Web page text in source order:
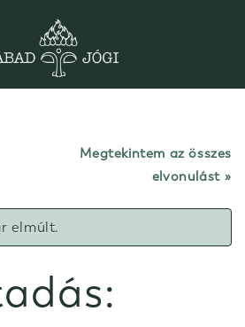
Megtekintem az összes
elvonulást
elmúlt.